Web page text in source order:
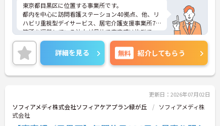
東京都目黒区に位置する事業所です。
都内を中心に訪問看護ステーション40拠点、他、リ
ハビリ重視型デイサービス、居宅介護支援事業所7
箇所を運営している法人が母体で安定感は抜群で
す。
ご興味のある方は是非お気軽にお問い合わせくださ
い。
詳細を見る 無料 紹介してもらう
更新日：2026年07月02日
ソフィアメディ株式会社ソフィアケアプラン緑が丘
ソフィアメディ株
式会社